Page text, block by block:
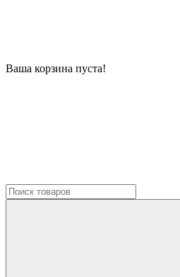
Ваша корзина пуста!